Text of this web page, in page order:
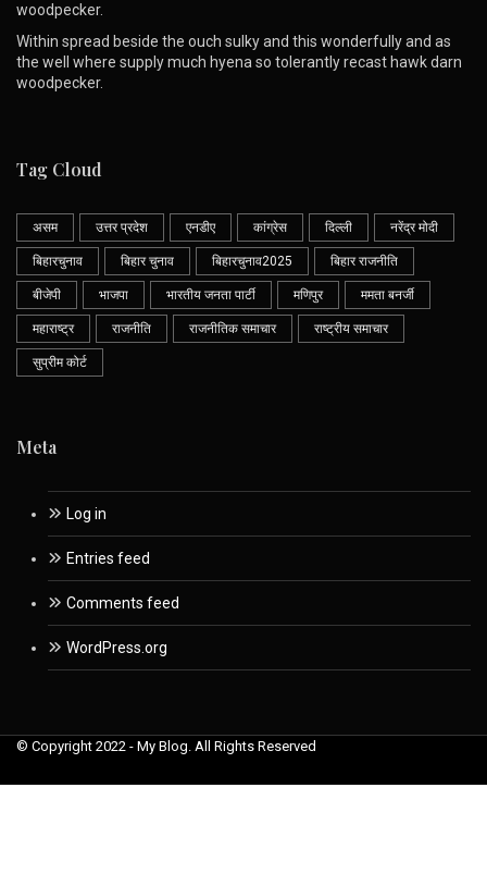
woodpecker.
Within spread beside the ouch sulky and this wonderfully and as
the well where supply much hyena so tolerantly recast hawk darn
woodpecker.
Tag Cloud
असम उत्तर प्रदेश एनडीए कांग्रेस दिल्ली नरेंद्र मोदी
बिहारचुनाव बिहार चुनाव बिहारचुनाव2025 बिहार राजनीति
बीजेपी भाजपा भारतीय जनता पार्टी मणिपुर ममता बनर्जी
महाराष्ट्र राजनीति राजनीतिक समाचार राष्ट्रीय समाचार
सुप्रीम कोर्ट
Meta
Log in
Entries feed
Comments feed
WordPress.org
© Copyright 2022 - My Blog. All Rights Reserved